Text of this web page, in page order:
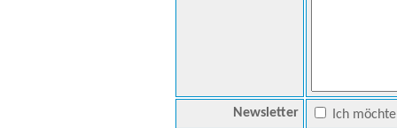
Newsletter Ich